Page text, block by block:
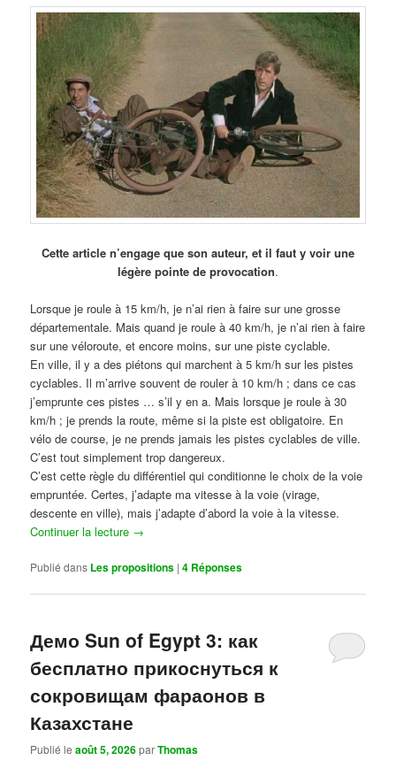
Cette article n’engage que son auteur, et il faut y voir une
légère pointe de provocation.
Lorsque je roule à 15 km/h, je n’ai rien à faire sur une grosse
départementale. Mais quand je roule à 40 km/h, je n’ai rien à faire
sur une véloroute, et encore moins, sur une piste cyclable.
En ville, il y a des piétons qui marchent à 5 km/h sur les pistes
cyclables. Il m’arrive souvent de rouler à 10 km/h ; dans ce cas
j’emprunte ces pistes … s’il y en a. Mais lorsque je roule à 30
km/h ; je prends la route, même si la piste est obligatoire. En
vélo de course, je ne prends jamais les pistes cyclables de ville.
C’est tout simplement trop dangereux.
C’est cette règle du différentiel qui conditionne le choix de la voie
empruntée. Certes, j’adapte ma vitesse à la voie (virage,
descente en ville), mais j’adapte d’abord la voie à la vitesse.
Continuer la lecture →
Publié dans Les propositions |4 Réponses
Демо Sun of Egypt 3: как
бесплатно прикоснуться к
сокровищам фараонов в
Казахстане
Publié leaoût 5, 2026parThomas